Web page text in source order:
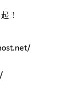
起！